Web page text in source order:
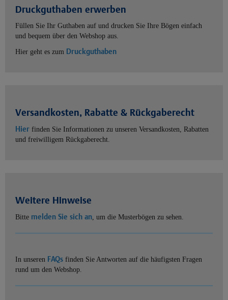
Druckguthaben erwerben
Füllen Sie Ihr Guthaben auf und drucken Sie Ihre Bögen einfach
und bequem über den Webshop aus.
Hier geht es zum Druckguthaben
Versandkosten, Rabatte & Rückgaberecht
Hier finden Sie Informationen zu unseren Versandkosten, Rabatten
und freiwilligem Rückgaberecht.
Weitere Hinweise
Bitte melden Sie sich an, um die Musterbögen zu sehen.
In unseren FAQs finden Sie Antworten auf die häufigsten Fragen
rund um den Webshop.